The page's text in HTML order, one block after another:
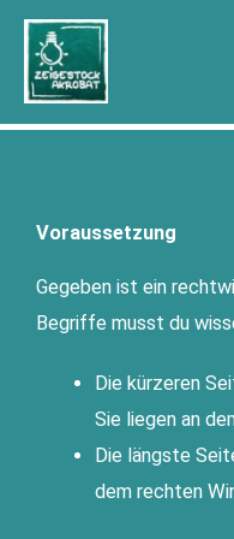
Zum
Inhalt
springen
Voraussetzung
Gege­ben ist ein
Begrif­fe musst du
Die kür­ze­ren
Sie lie­gen an
Die längs­te
dem rech­ten